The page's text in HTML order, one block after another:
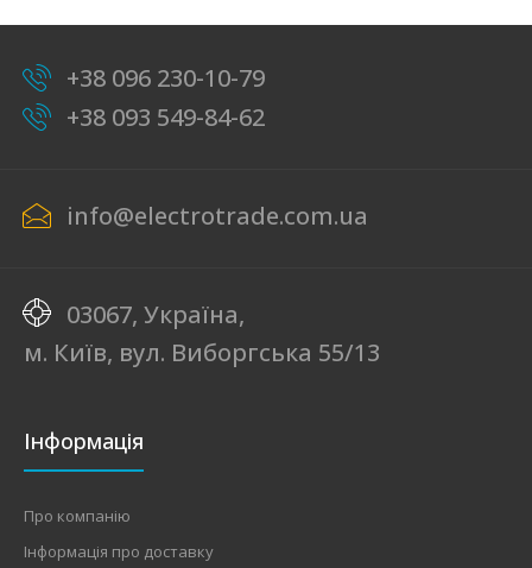
+38 096 230-10-79
+38 093 549-84-62
info@electrotrade.com.ua
03067, Україна,
м. Київ, вул. Виборгська 55/13
Інформація
Про компанію
Інформація про доставку